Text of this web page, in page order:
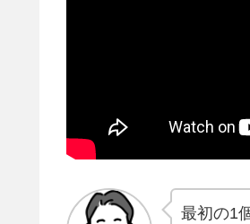
最初の1